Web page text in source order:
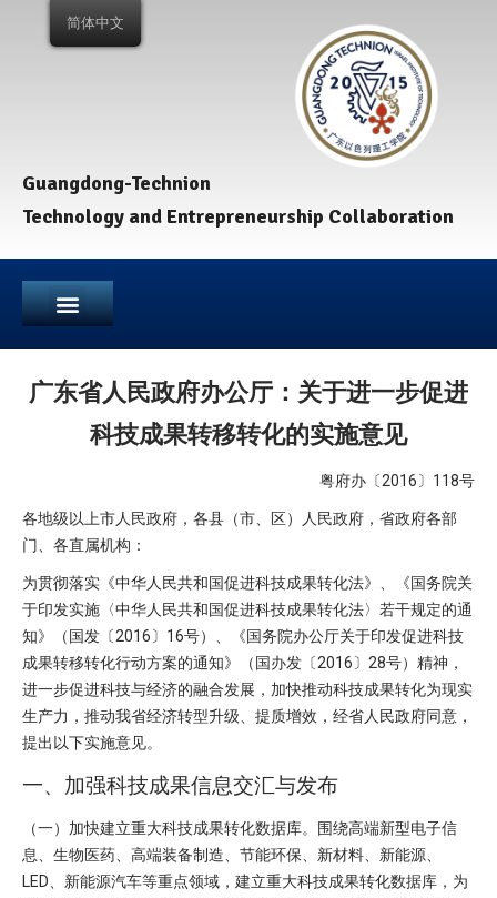
Guangdong-Technion
Technology and Entrepreneurship Collaboration
广东省人民政府办公厅：关于进一步促进
科技成果转移转化的实施意见
粤府办〔2016〕118号
各地级以上市人民政府，各县（市、区）人民政府，省政府各部
门、各直属机构：
为贯彻落实《中华人民共和国促进科技成果转化法》、《国务院关
于印发实施〈中华人民共和国促进科技成果转化法〉若干规定的通
知》（国发〔2016〕16号）、《国务院办公厅关于印发促进科技
成果转移转化行动方案的通知》（国办发〔2016〕28号）精神，
进一步促进科技与经济的融合发展，加快推动科技成果转化为现实
生产力，推动我省经济转型升级、提质增效，经省人民政府同意，
提出以下实施意见。
一、加强科技成果信息交汇与发布
（一）加快建立重大科技成果转化数据库。围绕高端新型电子信
息、生物医药、高端装备制造、节能环保、新材料、新能源、
LED、新能源汽车等重点领域，建立重大科技成果转化数据库，为
简体中文